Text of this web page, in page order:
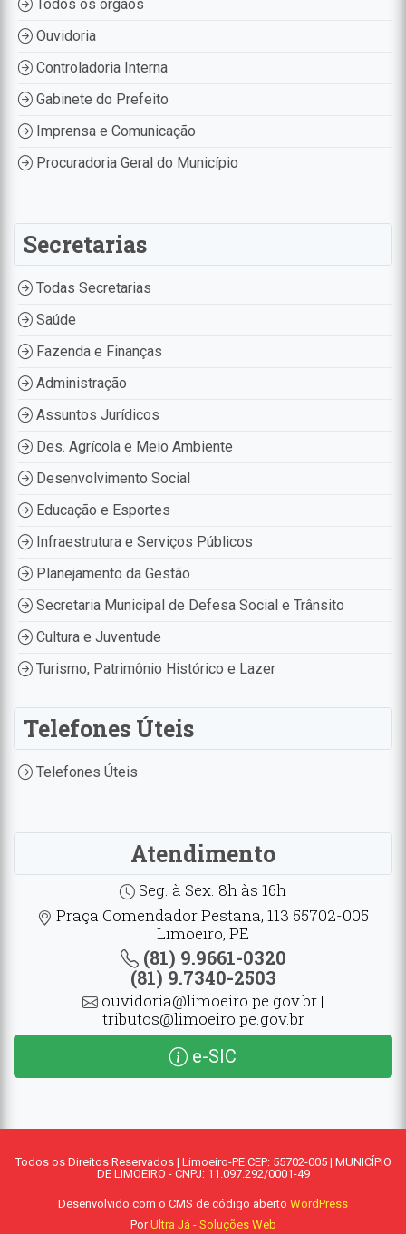
Todos os órgãos
Ouvidoria
Controladoria Interna
Gabinete do Prefeito
Imprensa e Comunicação
Procuradoria Geral do Município
Secretarias
Todas Secretarias
Saúde
Fazenda e Finanças
Administração
Assuntos Jurídicos
Des. Agrícola e Meio Ambiente
Desenvolvimento Social
Educação e Esportes
Infraestrutura e Serviços Públicos
Planejamento da Gestão
Secretaria Municipal de Defesa Social e Trânsito
Cultura e Juventude
Turismo, Patrimônio Histórico e Lazer
Telefones Úteis
Telefones Úteis
Atendimento
Seg. à Sex. 8h às 16h
Praça Comendador Pestana, 113 55702-005
Limoeiro, PE
(81) 9.9661-0320
(81) 9.7340-2503
ouvidoria@limoeiro.pe.gov.br |
tributos@limoeiro.pe.gov.br
e-SIC
Todos os Direitos Reservados | Limoeiro-PE CEP: 55702-005 | MUNICÍPIO
DE LIMOEIRO - CNPJ: 11.097.292/0001-49
Desenvolvido com o CMS de código aberto WordPress
PorUltra Já - Soluções Web